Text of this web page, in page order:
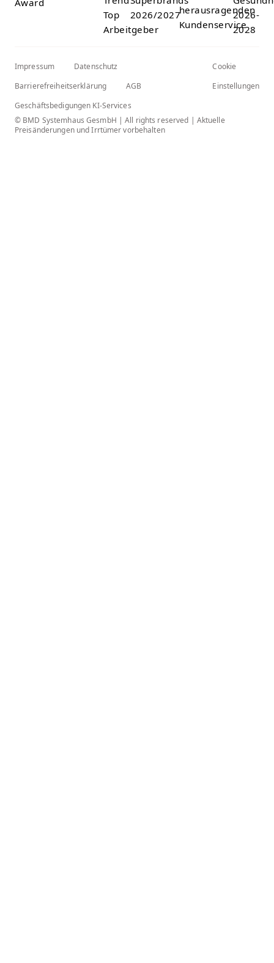
Impressum
Datenschutz
Barrierefreiheitserklärung
AGB
Geschäftsbedigungen KI-Services
Cookie
Einstellungen
© BMD Systemhaus GesmbH | All rights reserved | Aktuelle
Preisänderungen und Irrtümer vorbehalten